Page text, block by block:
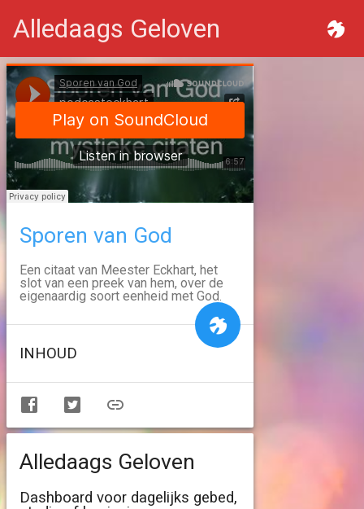
Alledaags Geloven
Sporen van God
Een citaat van Meester Eckhart, het
slot van een preek van hem, over de
eigenaardig soort eenheid met God.
INHOUD
Alledaags Geloven
Dashboard voor dagelijks gebed,